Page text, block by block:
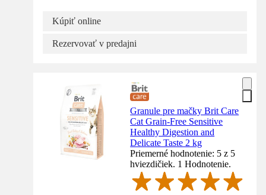
Kúpiť online
Rezervovať v predajni
Granule pre mačky Brit Care
Cat Grain-Free Sensitive
Healthy Digestion and
Delicate Taste 2 kg
Priemerné hodnotenie: 5 z 5
hviezdičiek. 1 Hodnotenie.